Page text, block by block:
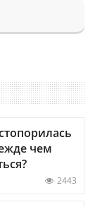
чем
2443